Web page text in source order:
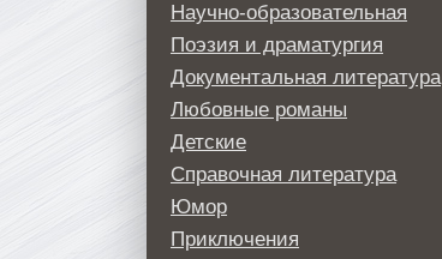
Научно-образовательная
Поэзия и драматургия
Документальная литература
Любовные романы
Детские
Справочная литература
Юмор
Приключения